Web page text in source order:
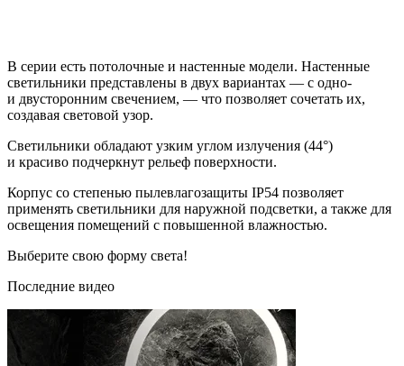
В серии есть потолочные и настенные модели. Настенные
светильники представлены в двух вариантах — с одно-
и двусторонним свечением, — что позволяет сочетать их,
создавая световой узор.
Светильники обладают узким углом излучения (44°)
и красиво подчеркнут рельеф поверхности.
Корпус со степенью пылевлагозащиты IP54 позволяет
применять светильники для наружной подсветки, а также для
освещения помещений с повышенной влажностью.
Выберите свою форму света!
Последние видео